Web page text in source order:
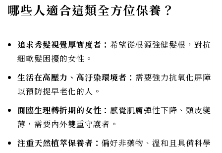
哪些人適合這類全方位保養？
追求秀髮視覺厚實度者： 希望從根源強健髮根，對抗
細軟髮困擾的女性。
生活在高壓力、高汙染環境者： 需要強力抗氧化屏障
以預防提早老化的人。
面臨生理轉折期的女性： 感覺肌膚彈性下降、頭皮變
薄，需要內外雙重守護者。
注重天然植萃保養者： 偏好非藥物、溫和且具備科學